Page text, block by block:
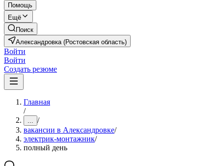
Помощь
Ещё
Поиск
Александровка (Ростовская область)
Войти
Войти
Создать резюме
Главная
/
... /
вакансии в Александровке/
электрик-монтажник/
полный день